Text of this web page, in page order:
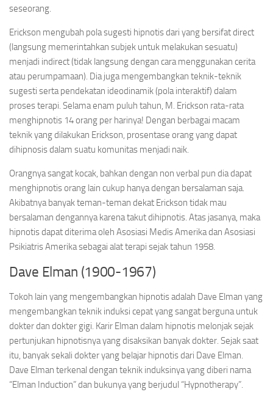
seseorang.
Erickson mengubah pola sugesti hipnotis dari yang bersifat direct
(langsung memerintahkan subjek untuk melakukan sesuatu)
menjadi indirect (tidak langsung dengan cara menggunakan cerita
atau perumpamaan). Dia juga mengembangkan teknik-teknik
sugesti serta pendekatan ideodinamik (pola interaktif) dalam
proses terapi. Selama enam puluh tahun, M. Erickson rata-rata
menghipnotis 14 orang per harinya! Dengan berbagai macam
teknik yang dilakukan Erickson, prosentase orang yang dapat
dihipnosis dalam suatu komunitas menjadi naik.
Orangnya sangat kocak, bahkan dengan non verbal pun dia dapat
menghipnotis orang lain cukup hanya dengan bersalaman saja.
Akibatnya banyak teman-teman dekat Erickson tidak mau
bersalaman dengannya karena takut dihipnotis. Atas jasanya, maka
hipnotis dapat diterima oleh Asosiasi Medis Amerika dan Asosiasi
Psikiatris Amerika sebagai alat terapi sejak tahun 1958.
Dave Elman (1900-1967)
Tokoh lain yang mengembangkan hipnotis adalah Dave Elman yang
mengembangkan teknik induksi cepat yang sangat berguna untuk
dokter dan dokter gigi. Karir Elman dalam hipnotis melonjak sejak
pertunjukan hipnotisnya yang disaksikan banyak dokter. Sejak saat
itu, banyak sekali dokter yang belajar hipnotis dari Dave Elman.
Dave Elman terkenal dengan teknik induksinya yang diberi nama
“Elman Induction” dan bukunya yang berjudul “Hypnotherapy”.